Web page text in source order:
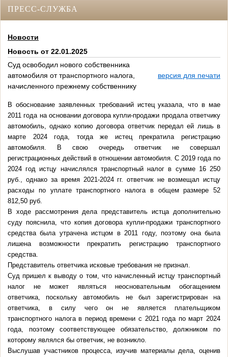
ПРЕСС-СЛУЖБА
Новости
Новость от 22.01.2025
Суд освободил нового собственника
автомобиля от транспортного налога,
начисленного прежнему собственнику
версия для печати
В обоснование заявленных требований истец указала, что в мае
2011 года на основании договора купли-продажи продала ответчику
автомобиль, однако копию договора ответчик передал ей лишь в
марте 2024 года, тогда же истец прекратила регистрацию
автомобиля. В свою очередь ответчик не совершал
регистрационных действий в отношении автомобиля. С 2019 года по
2024 год истцу начислялся транспортный налог в сумме 16 250
руб., однако за время 2021-2024 гг. ответчик не возмещал истцу
расходы по уплате транспортного налога в общем размере 52
812,50 руб.
В ходе рассмотрения дела представитель истца дополнительно
суду пояснила, что копия договора купли-продажи транспортного
средства была утрачена истцом в 2011 году, поэтому она была
лишена возможности прекратить регистрацию транспортного
средства.
Представитель ответчика исковые требования не признал.
Суд пришел к выводу о том, что начисленный истцу транспортный
налог не может являться неосновательным обогащением
ответчика, поскольку автомобиль не был зарегистрирован на
ответчика, в силу чего он не является плательщиком
транспортного налога в период времени с 2021 года по март 2024
года, поэтому соответствующее обязательство, должником по
которому являлся бы ответчик, не возникло.
Выслушав участников процесса, изучив материалы дела, оценив